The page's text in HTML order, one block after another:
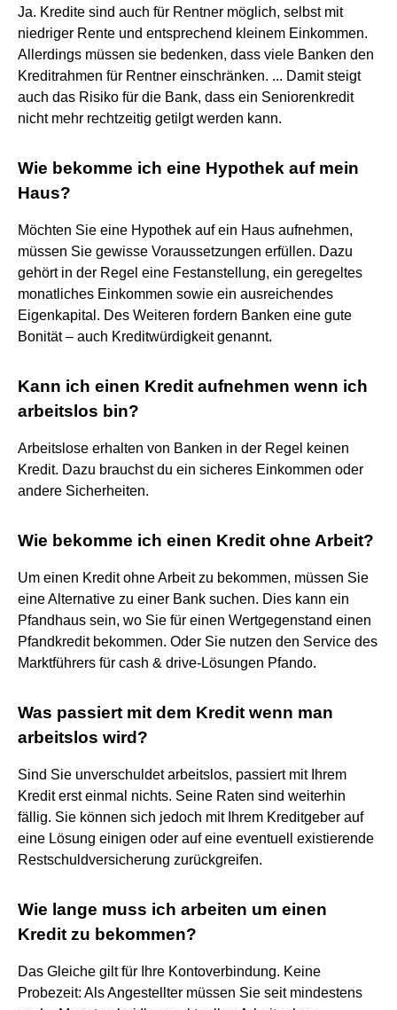
Ja. Kredite sind auch für Rentner möglich, selbst mit
niedriger Rente und entsprechend kleinem Einkommen.
Allerdings müssen sie bedenken, dass viele Banken den
Kreditrahmen für Rentner einschränken. ... Damit steigt
auch das Risiko für die Bank, dass ein Seniorenkredit
nicht mehr rechtzeitig getilgt werden kann.
Wie bekomme ich eine Hypothek auf mein
Haus?
Möchten Sie eine Hypothek auf ein Haus aufnehmen,
müssen Sie gewisse Voraussetzungen erfüllen. Dazu
gehört in der Regel eine Festanstellung, ein geregeltes
monatliches Einkommen sowie ein ausreichendes
Eigenkapital. Des Weiteren fordern Banken eine gute
Bonität – auch Kreditwürdigkeit genannt.
Kann ich einen Kredit aufnehmen wenn ich
arbeitslos bin?
Arbeitslose erhalten von Banken in der Regel keinen
Kredit. Dazu brauchst du ein sicheres Einkommen oder
andere Sicherheiten.
Wie bekomme ich einen Kredit ohne Arbeit?
Um einen Kredit ohne Arbeit zu bekommen, müssen Sie
eine Alternative zu einer Bank suchen. Dies kann ein
Pfandhaus sein, wo Sie für einen Wertgegenstand einen
Pfandkredit bekommen. Oder Sie nutzen den Service des
Marktführers für cash & drive-Lösungen Pfando.
Was passiert mit dem Kredit wenn man
arbeitslos wird?
Sind Sie unverschuldet arbeitslos, passiert mit Ihrem
Kredit erst einmal nichts. Seine Raten sind weiterhin
fällig. Sie können sich jedoch mit Ihrem Kreditgeber auf
eine Lösung einigen oder auf eine eventuell existierende
Restschuldversicherung zurückgreifen.
Wie lange muss ich arbeiten um einen
Kredit zu bekommen?
Das Gleiche gilt für Ihre Kontoverbindung. Keine
Probezeit: Als Angestellter müssen Sie seit mindestens